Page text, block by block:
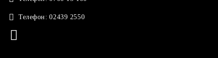
Телефон: 02439 2550